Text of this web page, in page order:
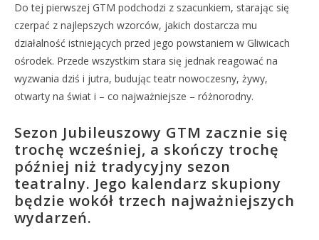
Do tej pierwszej GTM podchodzi z szacunkiem, starając się
czerpać z najlepszych wzorców, jakich dostarcza mu
działalność istniejących przed jego powstaniem w Gliwicach
ośrodek. Przede wszystkim stara się jednak reagować na
wyzwania dziś i jutra, budując teatr nowoczesny, żywy,
otwarty na świat i – co najważniejsze – różnorodny.
Sezon Jubileuszowy GTM zacznie się
trochę wcześniej, a skończy trochę
później niż tradycyjny sezon
teatralny. Jego kalendarz skupiony
będzie wokół trzech najważniejszych
wydarzeń.